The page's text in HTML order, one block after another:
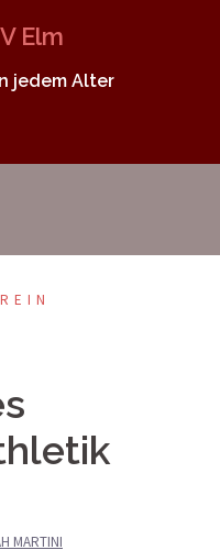
Elm
jedem Alter
MARTINI